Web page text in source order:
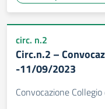
circ. n.2
Circ.n.2 –
-11/09/2023
Convocazione